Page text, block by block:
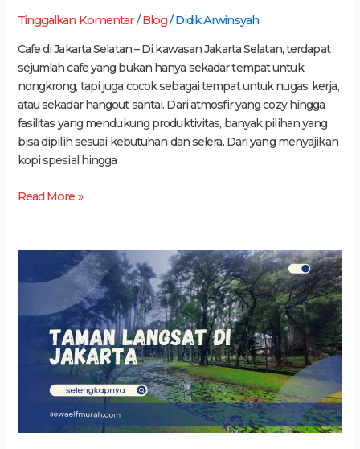
Tinggalkan Komentar/Blog/Didik Arwinsyah
Cafe di Jakarta Selatan – Di kawasan Jakarta Selatan, terdapat
sejumlah cafe yang bukan hanya sekadar tempat untuk
nongkrong, tapi juga cocok sebagai tempat untuk nugas, kerja,
atau sekadar hangout santai. Dari atmosfir yang cozy hingga
fasilitas yang mendukung produktivitas, banyak pilihan yang
bisa dipilih sesuai kebutuhan dan selera. Dari yang menyajikan
kopi spesial hingga
Read More »
Langsat
Info
Lokasi,
Operasional,